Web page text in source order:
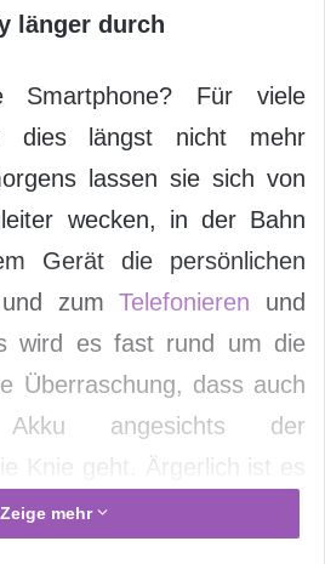
länger durch
Smartphone? Für viele
dies längst nicht mehr
lassen sie sich von
wecken, in der Bahn
Gerät die persönlichen
und zumTelefonieren und
wird es fast rund um die
Überraschung, dass auch
angesichts der
Knie geht. Ärgerlich ist es
gerade
Zeige mehr